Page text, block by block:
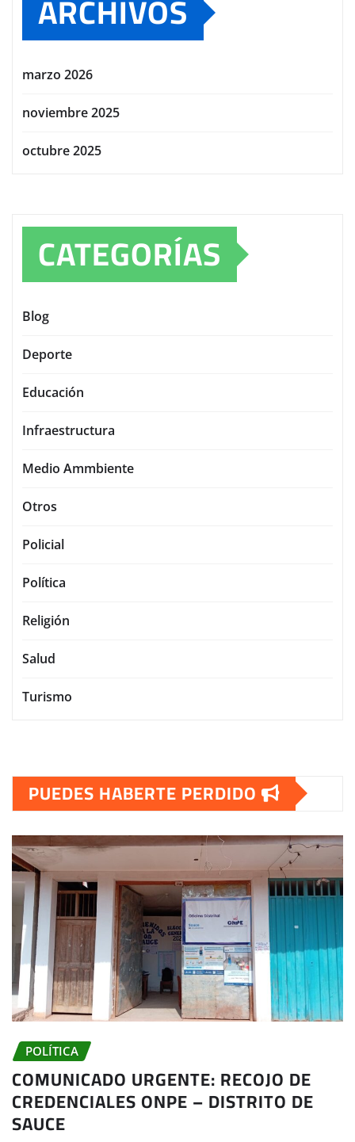
ARCHIVOS
marzo 2026
noviembre 2025
octubre 2025
CATEGORÍAS
Blog
Deporte
Educación
Infraestructura
Medio Ammbiente
Otros
Policial
Política
Religión
Salud
Turismo
PUEDES HABERTE PERDIDO
POLÍTICA
COMUNICADO URGENTE: RECOJO DE
CREDENCIALES ONPE – DISTRITO DE
SAUCE